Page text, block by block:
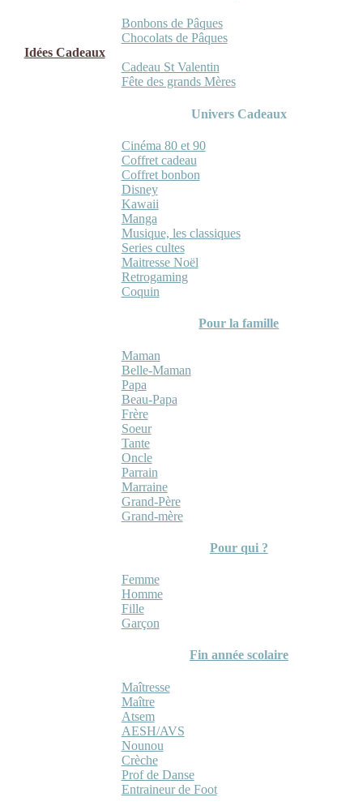
Bonbons de Pâques
Chocolats de Pâques
Idées Cadeaux
Cadeau St Valentin
Fête des grands Mères
Univers Cadeaux
Cinéma 80 et 90
Coffret cadeau
Coffret bonbon
Disney
Kawaii
Manga
Musique, les classiques
Series cultes
Maitresse Noël
Retrogaming
Coquin
Pour la famille
Maman
Belle-Maman
Papa
Beau-Papa
Frère
Soeur
Tante
Oncle
Parrain
Marraine
Grand-Père
Grand-mère
Pour qui ?
Femme
Homme
Fille
Garçon
Fin année scolaire
Maîtresse
Maître
Atsem
AESH/AVS
Nounou
Crèche
Prof de Danse
Entraineur de Foot